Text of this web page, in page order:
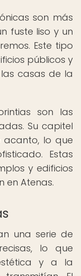
son más
fuste liso y un
Este tipo
públicos y
casas de la
son las
Su capitel
lo que
Estas
y edificios
en Atenas.
una serie de
lo que
y a la